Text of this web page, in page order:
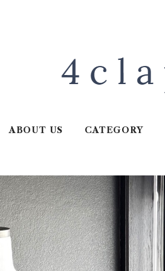
ABOUT US CATEGORY